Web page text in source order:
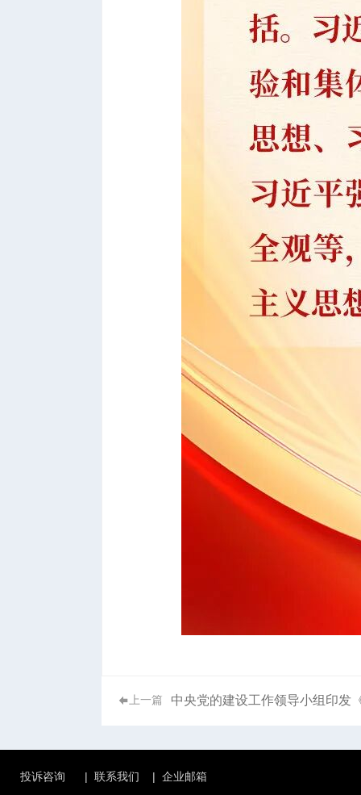
上一篇 中央党的建设工作领导小组印发
投诉咨询 | 联系我们 | 企业邮箱